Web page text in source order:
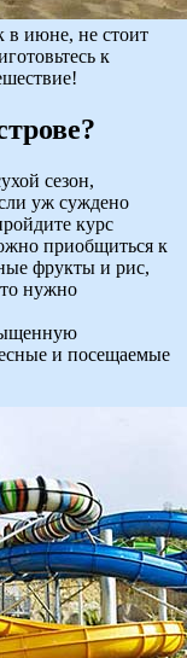
в июне, не стоит
к
сезон,
уж суждено
курс
приобщиться к
фрукты и рис,
нужно
и посещаемые